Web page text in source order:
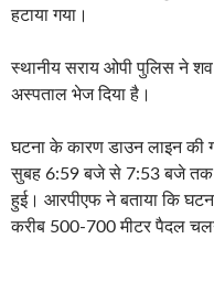
हटाया गया।
स्थानीय सराय ओपी पुलिस ने
अस्पताल भेज दिया है।
घटना के कारण डाउन लाइन की
सुबह 6:59 बजे से 7:53 बजे तक
हुई। आरपीएफ ने बताया कि
करीब 500-700 मीटर पैदल